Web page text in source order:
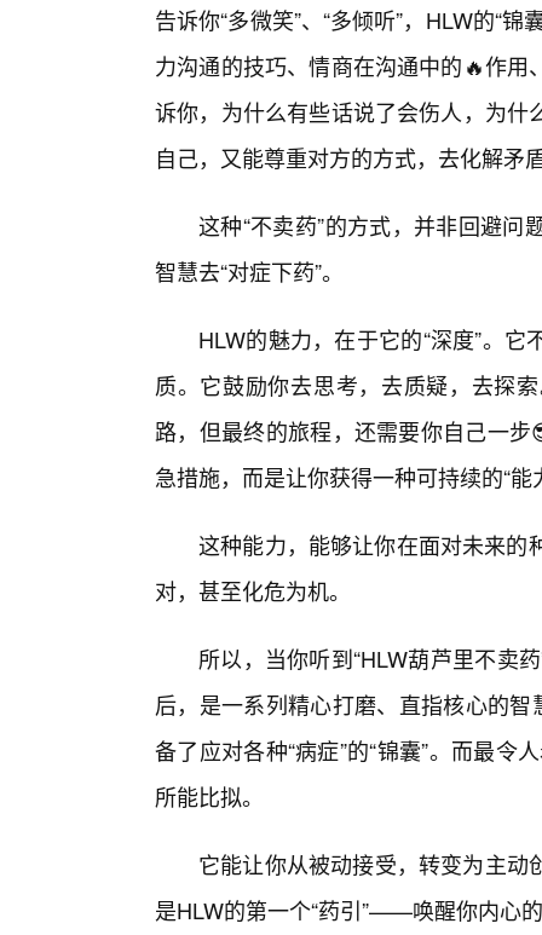
告诉你“多微笑”、“多倾听”，HLW的“
力沟通的技巧、情商在沟通中的🔥作
诉你，为什么有些话说了会伤人，为
自己，又能尊重对方的方式，去化解矛
这种“不卖药”的方式，并非回避
智慧去“对症下药”。
HLW的魅力，在于它的“深度”。
质。它鼓励你去思考，去质疑，去探
路，但最终的旅程，还需要你自己一
急措施，而是让你获得一种可持续的“能
这种能力，能够让你在面对未来的
对，甚至化危为机。
所以，当你听到“HLW葫芦里不卖
后，是一系列精心打磨、直指核心的
备了应对各种“病症”的“锦囊”。而最令
所能比拟。
它能让你从被动接受，转变为主
是HLW的第一个“药引”——唤醒你内心